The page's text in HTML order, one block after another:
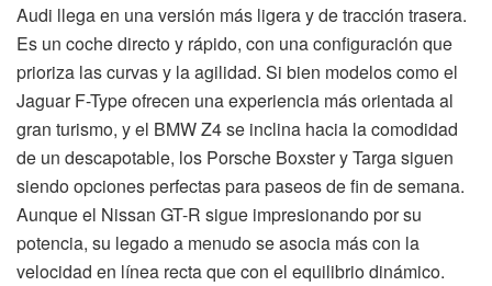
Audi llega en una versión más ligera y de tracción trasera.
Es un coche directo y rápido, con una configuración que
prioriza las curvas y la agilidad. Si bien modelos como el
Jaguar F-Type ofrecen una experiencia más orientada al
gran turismo, y el BMW Z4 se inclina hacia la comodidad
de un descapotable, los Porsche Boxster y Targa siguen
siendo opciones perfectas para paseos de fin de semana.
Aunque el Nissan GT-R sigue impresionando por su
potencia, su legado a menudo se asocia más con la
velocidad en línea recta que con el equilibrio dinámico.